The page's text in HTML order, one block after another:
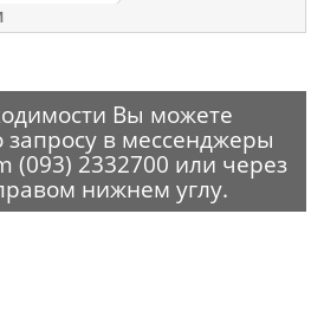
Вы можете
запросу в мессенджеры
(093) 2332700 или через
нижнем углу.